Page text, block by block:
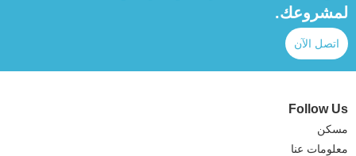
لمشروعك.
اتصل الآن
Follow Us
مسكن
معلومات عنا